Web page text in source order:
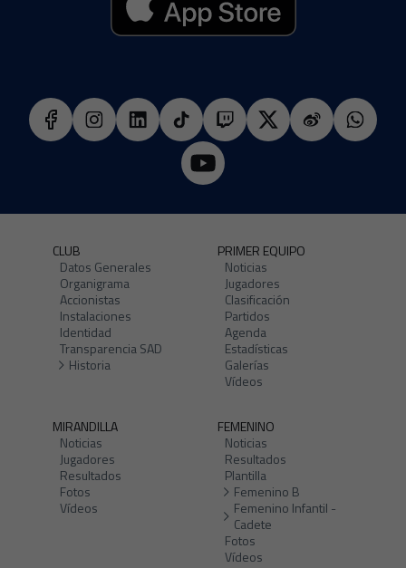
CLUB
Datos Generales
Organigrama
Accionistas
Instalaciones
Identidad
Transparencia SAD
Historia
PRIMER EQUIPO
Noticias
Jugadores
Clasificación
Partidos
Agenda
Estadísticas
Galerías
Vídeos
MIRANDILLA
Noticias
Jugadores
Resultados
Fotos
Vídeos
FEMENINO
Noticias
Resultados
Plantilla
Femenino B
Femenino Infantil -
Cadete
Fotos
Vídeos